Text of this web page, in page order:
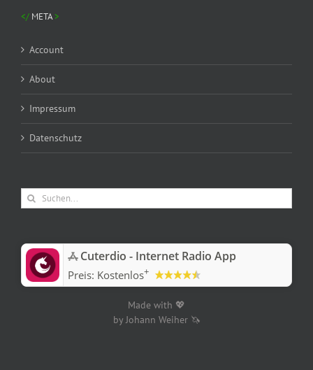
META
Account
About
Impressum
Datenschutz
Suche
nach:
‎Cuterdio - Internet Radio App
Preis: Kostenlos+
Made with 💖
by Johann Weiher 🦄